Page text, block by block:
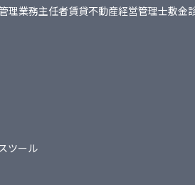
理業務主任者賃貸不動産経営管理士敷金
ツール